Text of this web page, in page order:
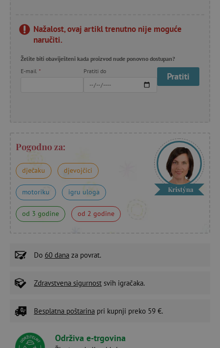
Nažalost, ovaj artikl trenutno nije moguće
naručiti.
Želite biti obaviješteni kada proizvod nude ponovno dostupan?
E-mail * Pratiti do Pratiti
Pogodno za:
dječaku djevojčici
motoriku igru uloga
od 3 godine od 2 godine
Kristýna
Do 60 dana za povrat.
Zdravstvena sigurnost svih igračaka.
Besplatna poštarina pri kupnji preko 59 €.
Održiva e-trgovina